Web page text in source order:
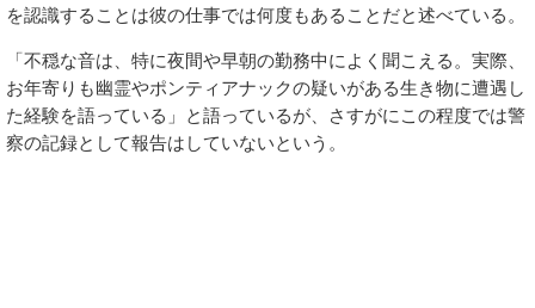
を認識することは彼の仕事では何度もあることだと述べている。
「不穏な音は、特に夜間や早朝の勤務中によく聞こえる。実際、
お年寄りも幽霊やポンティアナックの疑いがある生き物に遭遇し
た経験を語っている」と語っているが、さすがにこの程度では警
察の記録として報告はしていないという。